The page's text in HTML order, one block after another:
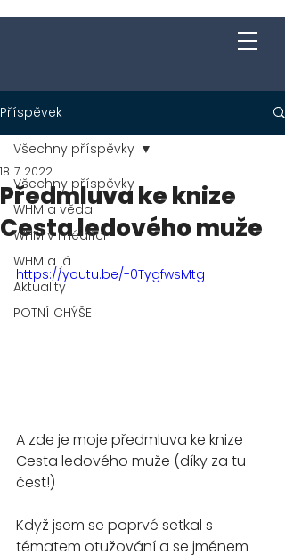
Příspěvek
Všechny příspěvky
WHM a věda
WHM v médiích
WHM a já
Aktuality
POTNÍ CHÝŠE
Všechny příspěvky
Předmluva ke knize
Cesta ledového muže
18. 7. 2022
https://youtu.be/-0TygfwsMtg
A zde je moje předmluva ke knize
Cesta ledového muže (díky za tu
čest!)
Když jsem se poprvé setkal s
tématem otužování a se jménem